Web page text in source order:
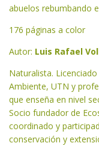
abuelos rebumbando
176 páginas a color
Autor: Luis Rafael
Naturalista.
Ambiente, UTN y
que enseña en nivel
Socio fundador de
coordinado y
conservación y